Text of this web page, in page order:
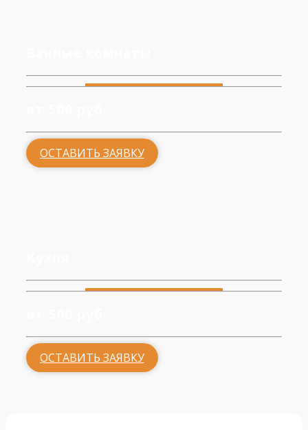
ОСТАВИТЬ ЗАЯВКУ
ОСТАВИТЬ ЗАЯВКУ